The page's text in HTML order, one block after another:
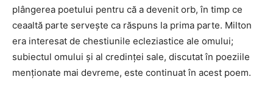
plângerea poetului pentru că a devenit orb, în ​​​​timp ce
ceaaltă parte servește ca răspuns la prima parte. Milton
era interesat de chestiunile ecleziastice ale omului;
subiectul omului și al credinței sale, discutat în poeziile
menționate mai devreme, este continuat în acest poem.